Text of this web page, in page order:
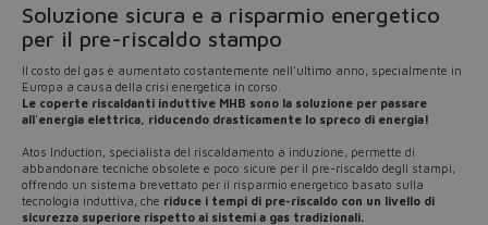
Soluzione sicura e a risparmio energetico
per il pre-riscaldo stampo
Il costo del gas è aumentato costantemente nell'ultimo anno, specialmente in
Europa a causa della crisi energetica in corso.
Le coperte riscaldanti induttive MHB sono la soluzione per passare
all'energia elettrica, riducendo drasticamente lo spreco di energia!
Atos Induction, specialista del riscaldamento a induzione, permette di
abbandonare tecniche obsolete e poco sicure per il pre-riscaldo degli stampi,
offrendo un sistema brevettato per il risparmio energetico basato sulla
tecnologia induttiva, che riduce i tempi di pre-riscaldo con un livello di
sicurezza superiore rispetto ai sistemi a gas tradizionali.